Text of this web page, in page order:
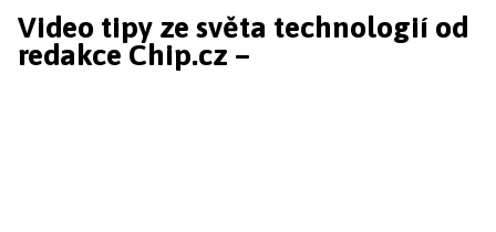
Video tipy ze světa technologií od
redakce Chip.cz –